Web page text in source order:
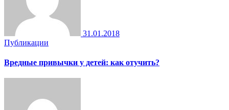
31.01.2018
Публикации
Вредные привычки у детей: как отучить?